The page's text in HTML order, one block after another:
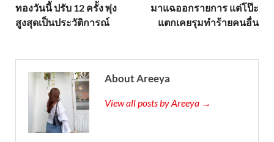
ทองวันนี้ ปรับ 12 ครั้ง พุ่ง
สูงสุดเป็นประวัติการณ์
มาแฉออกรายการ แต่โป๊ะ
แตกเคยรุมทำร้ายคนอื่น
About Areeya
View all posts by Areeya →